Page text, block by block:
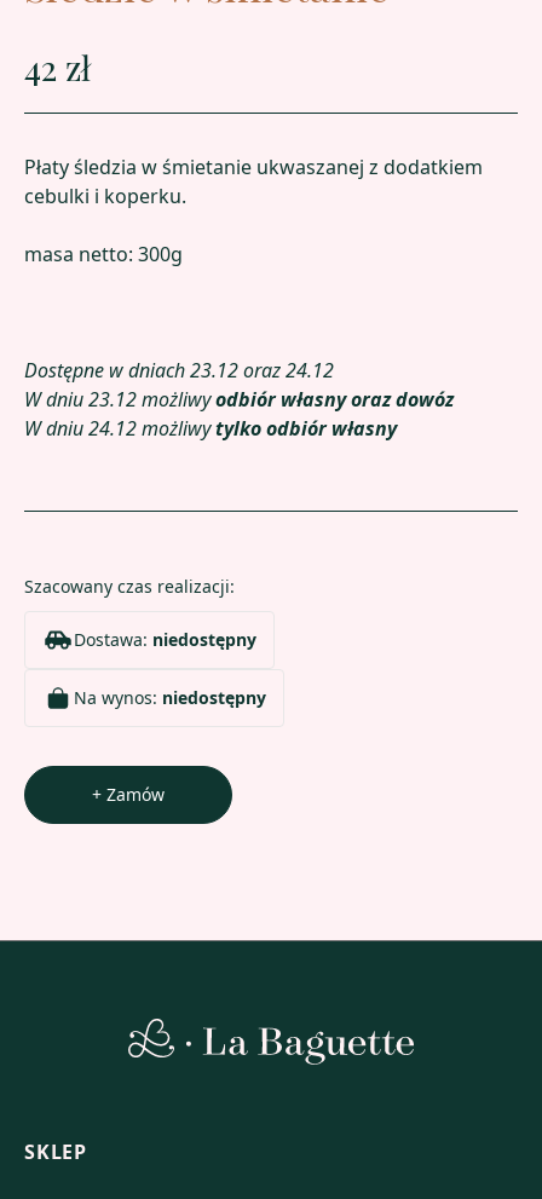
42 zł
Płaty śledzia w śmietanie ukwaszanej z dodatkiem
cebulki i koperku.
masa netto: 300g
Dostępne w dniach 23.12 oraz 24.12
W dniu 23.12 możliwyodbiór własny oraz dowóz
W dniu 24.12 możliwytylko odbiór własny
Szacowany czas realizacji:
Dostawa: niedostępny
Na wynos: niedostępny
+ Zamów
SKLEP